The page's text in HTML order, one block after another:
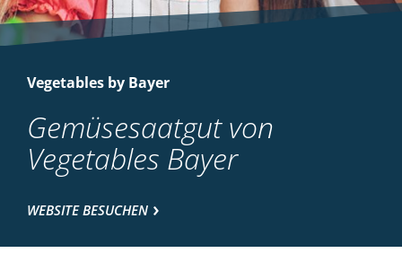
Vegetables by Bayer
Gemüsesaatgut von
Vegetables Bayer
WEBSITE BESUCHEN